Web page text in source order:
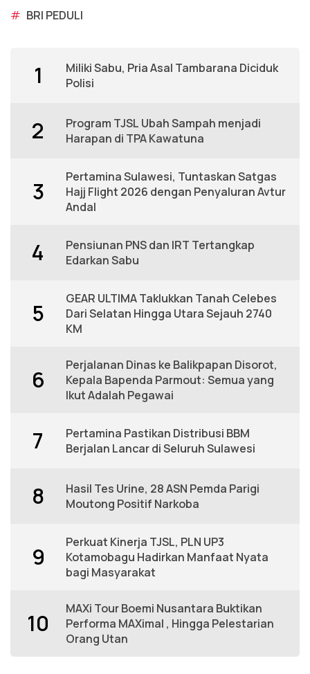
# BRI PEDULI
1
Miliki Sabu, Pria Asal Tambarana Diciduk
Polisi
2
Program TJSL Ubah Sampah menjadi
Harapan di TPA Kawatuna
3
Pertamina Sulawesi, Tuntaskan Satgas
Hajj Flight 2026 dengan Penyaluran Avtur
Andal
4
Pensiunan PNS dan IRT Tertangkap
Edarkan Sabu
5
GEAR ULTIMA Taklukkan Tanah Celebes
Dari Selatan Hingga Utara Sejauh 2740
KM
6
Perjalanan Dinas ke Balikpapan Disorot,
Kepala Bapenda Parmout: Semua yang
Ikut Adalah Pegawai
7
Pertamina Pastikan Distribusi BBM
Berjalan Lancar di Seluruh Sulawesi
8
Hasil Tes Urine, 28 ASN Pemda Parigi
Moutong Positif Narkoba
9
Perkuat Kinerja TJSL, PLN UP3
Kotamobagu Hadirkan Manfaat Nyata
bagi Masyarakat
10
MAXi Tour Boemi Nusantara Buktikan
Performa MAXimal , Hingga Pelestarian
Orang Utan